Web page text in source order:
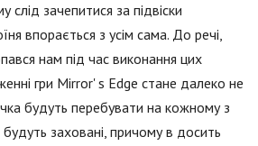
зачепитися за підвіски
впорається з усім сама. До речі,
нам під час виконання цих
гри Mirror' s Edge стане далеко не
будуть перебувати на кожному з
будуть заховані, причому в досить